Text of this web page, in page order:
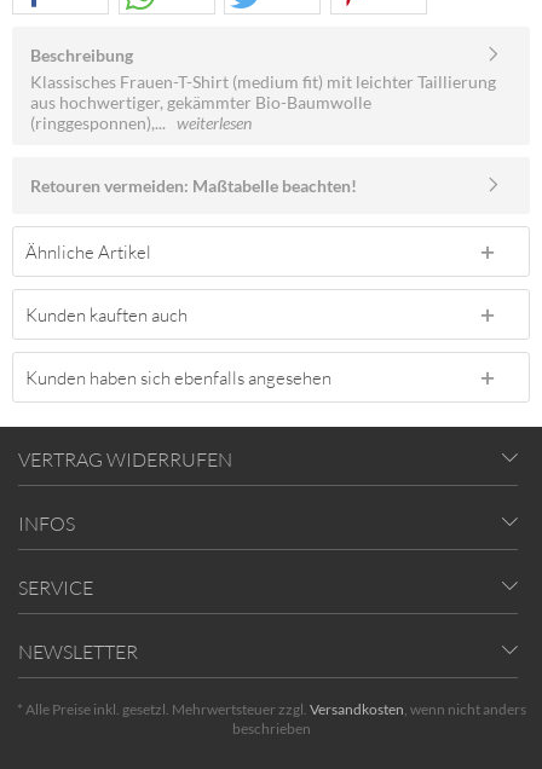
Beschreibung
Klassisches Frauen-T-Shirt (medium fit) mit leichter Taillierung
aus hochwertiger, gekämmter Bio-Baumwolle
(ringgesponnen),... weiterlesen
Retouren vermeiden: Maßtabelle beachten!
Ähnliche Artikel
Kunden kauften auch
Kunden haben sich ebenfalls angesehen
VERTRAG WIDERRUFEN
INFOS
SERVICE
NEWSLETTER
* Alle Preise inkl. gesetzl. Mehrwertsteuer zzgl. Versandkosten, wenn nicht anders
beschrieben